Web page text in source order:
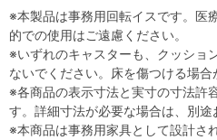
※本製品は事務用回転イスです。医
的での使用はご遠慮ください。
※いずれのキャスターも、クッショ
ないでください。床を傷つける場合
※各商品の表示寸法と実寸の寸法許
す。詳細寸法が必要な場合は、別途
※本商品は事務用家具として設計さ